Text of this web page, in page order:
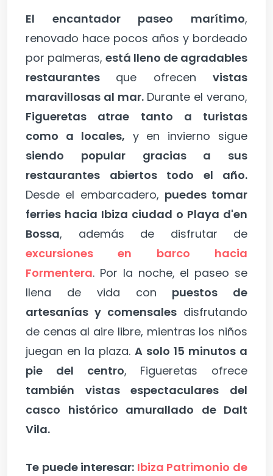
El encantador paseo marítimo,
renovado hace pocos años y bordeado
por palmeras, está lleno de agradables
restaurantes que ofrecenvistas
maravillosas al mar.Durante el verano,
Figueretas atrae tanto a turistas
como a locales, y en invierno sigue
siendo popular gracias a sus
restaurantes abiertos todo el año.
Desde el embarcadero, puedes tomar
ferries hacia Ibiza ciudad o Playa d'en
Bossa, además de disfrutar de
excursiones en barco hacia
Formentera. Por la noche, el paseo se
llena de vida con puestos de
artesanías y comensales disfrutando
de cenas al aire libre, mientras los niños
juegan en la plaza. A solo 15 minutos a
pie del centro, Figueretas ofrece
también vistas espectaculares del
casco histórico amurallado de Dalt
Vila.
Te puede interesar: Ibiza Patrimonio de